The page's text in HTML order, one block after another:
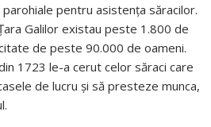
pentru asistența săracilor.
Galilor existau peste 1.800 de
de peste 90.000 de oameni.
1723 le-a cerut celor săraci care
de lucru și să presteze munca,